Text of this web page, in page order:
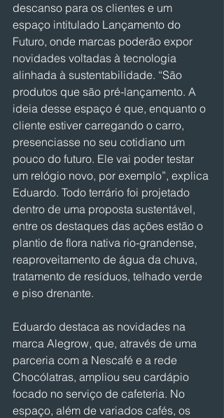
descanso para os clientes e um
espaço intitulado Lançamento do
Futuro, onde marcas poderão expor
novidades voltadas à tecnologia
alinhada à sustentabilidade. “São
produtos que são pré-lançamento. A
ideia desse espaço é que, enquanto o
cliente estiver carregando o carro,
presenciasse no seu cotidiano um
pouco do futuro. Ele vai poder testar
um relógio novo, por exemplo”, explica
Eduardo. Todo terrário foi projetado
dentro de uma proposta sustentável,
entre os destaques das ações estão o
plantio de flora nativa rio-grandense,
reaproveitamento de água da chuva,
tratamento de resíduos, telhado verde
e piso drenante.
Eduardo destaca as novidades na
marca Alegrow, que, através de uma
parceria com a Nescafé e a rede
Chocólatras, ampliou seu cardápio
focado no serviço de cafeteria. No
espaço, além de variados cafés, os